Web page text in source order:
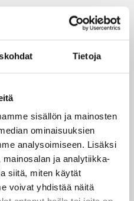
Tietoja
sisällön ja mainosten
ominaisuuksien
analysoimiseen. Lisäksi
ja analytiikka-
siitä, miten käytät
voivat yhdistää näitä
2026–2027 on nimetty
alkaneet – ensimmäinen
Tampere Cupissa!
2026-2027 kaudelle on
JYPiin